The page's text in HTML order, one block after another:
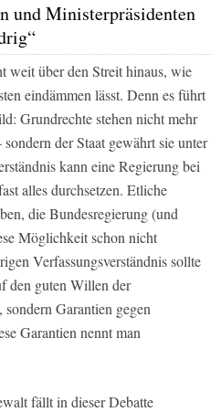
und Ministerpräsidenten
weit über den Streit hinaus, wie
eindämmen lässt. Denn es führt
Grundrechte stehen nicht mehr
der Staat gewährt sie unter
kann eine Regierung bei
alles durchsetzen. Etliche
die Bundesregierung (und
Möglichkeit schon nicht
Verfassungsverständnis sollte
den guten Willen der
Garantien gegen
Garantien nennt man
fällt in dieser Debatte